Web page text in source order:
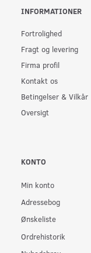
INFORMATIONER
Fortrolighed
Fragt og levering
Firma profil
Kontakt os
Betingelser & Vilkår
Oversigt
KONTO
Min konto
Adressebog
Ønskeliste
Ordrehistorik